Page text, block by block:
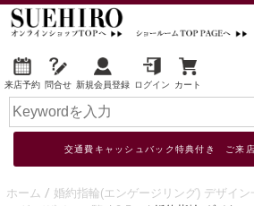
来店予約 問合せ 新規会員登録 ログイン カート
交通費キャッシュバック特典付き ご来
ホーム 婚約指輪(エンゲージリング) デザイン